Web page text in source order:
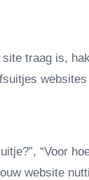
traag is,
“Voor
website